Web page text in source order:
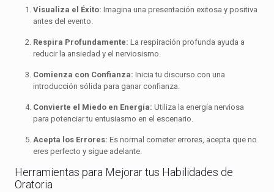
Visualiza el Éxito: Imagina una presentación exitosa y positiva
antes del evento.
Respira Profundamente: La respiración profunda ayuda a
reducir la ansiedad y el nerviosismo.
Comienza con Confianza: Inicia tu discurso con una
introducción sólida para ganar confianza.
Convierte el Miedo en Energía: Utiliza la energía nerviosa
para potenciar tu entusiasmo en el escenario.
Acepta los Errores: Es normal cometer errores, acepta que no
eres perfecto y sigue adelante.
Herramientas para Mejorar tus Habilidades de
Oratoria